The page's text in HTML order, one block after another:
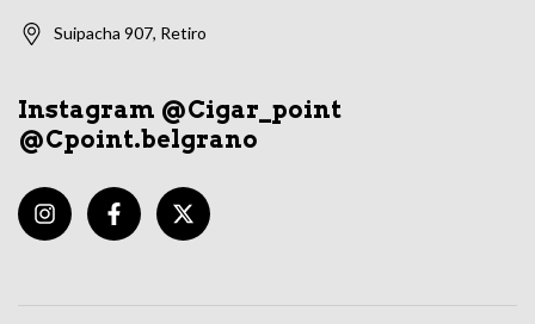
Suipacha 907, Retiro
Instagram @Cigar_point
@Cpoint.belgrano